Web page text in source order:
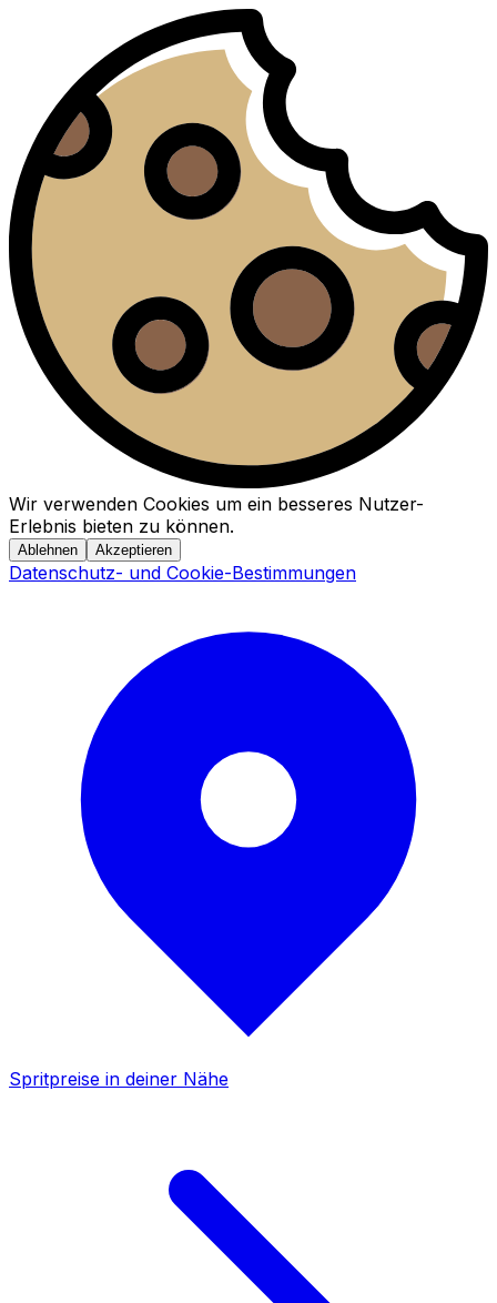
Wir verwenden Cookies um ein besseres Nutzer-
Erlebnis bieten zu können.
Ablehnen Akzeptieren
Datenschutz- und Cookie-Bestimmungen
Spritpreise in deiner Nähe